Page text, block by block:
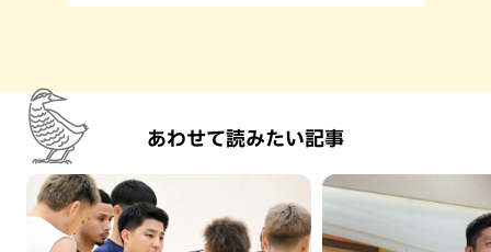
あわせて読みたい記事